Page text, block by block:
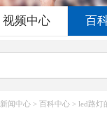
视频中心 百
新闻中心> 百科中心> led路灯